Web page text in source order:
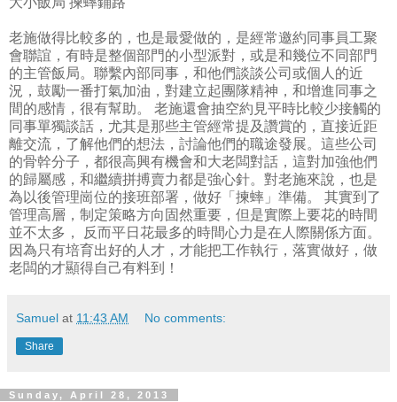
老施做得比較多的，也是最愛做的，是經常邀約同事員工聚
會聯誼，有時是整個部門的小型派對，或是和幾位不同部門
的主管飯局。聯繫內部同事，和他們談談公司或個人的近
況，鼓勵一番打氣加油，對建立起團隊精神，和增進同事之
間的感情，很有幫助。 老施還會抽空約見平時比較少接觸的
同事單獨談話，尤其是那些主管經常提及讚賞的，直接近距
離交流，了解他們的想法，討論他們的職途發展。這些公司
的骨幹分子，都很高興有機會和大老闆對話，這對加強他們
的歸屬感，和繼續拼搏賣力都是強心針。對老施來說，也是
為以後管理崗位的接班部署，做好「揀蟀」準備。 其實到了
管理高層，制定策略方向固然重要，但是實際上要花的時間
並不太多， 反而平日花最多的時間心力是在人際關係方面。
因為只有培育出好的人才，才能把工作執行，落實做好，做
老闆的才顯得自己有料到！
Samuel at 11:43 AM No comments:
Share
Sunday, April 28, 2013